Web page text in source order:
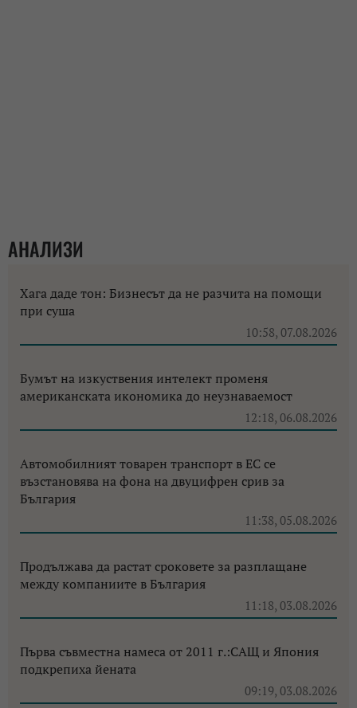
АНАЛИЗИ
Хага даде тон: Бизнесът да не разчита на помощи
при суша
10:58, 07.08.2026
Бумът на изкуствения интелект променя
американската икономика до неузнаваемост
12:18, 06.08.2026
Автомобилният товарен транспорт в ЕС се
възстановява на фона на двуцифрен срив за
България
11:38, 05.08.2026
Продължава да растат сроковете за разплащане
между компаниите в България
11:18, 03.08.2026
Първа съвместна намеса от 2011 г.:САЩ и Япония
подкрепиха йената
09:19, 03.08.2026